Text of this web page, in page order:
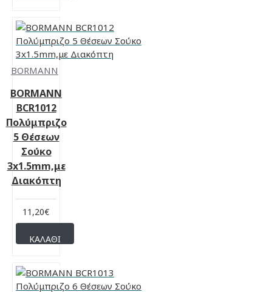
BORMANN
BORMANN
BCR1012
Πολύμπριζο
5 Θέσεων
Σούκο
3x1.5mm,με
Διακόπτη
11,20€
ΚΑΛΆΘΙ